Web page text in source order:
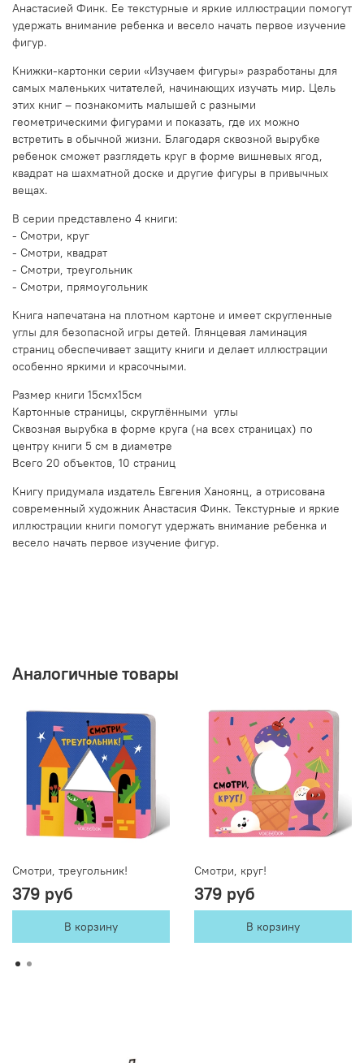
Анастасией Финк. Ее текстурные и яркие иллюстрации помогут
удержать внимание ребенка и весело начать первое изучение
фигур.
Книжки-картонки серии «Изучаем фигуры» разработаны для
самых маленьких читателей, начинающих изучать мир. Цель
этих книг – познакомить малышей с разными
геометрическими фигурами и показать, где их можно
встретить в обычной жизни. Благодаря сквозной вырубке
ребенок сможет разглядеть круг в форме вишневых ягод,
квадрат на шахматной доске и другие фигуры в привычных
вещах.
В серии представлено 4 книги:
- Смотри, круг
- Смотри, квадрат
- Смотри, треугольник
- Смотри, прямоугольник
Книга напечатана на плотном картоне и имеет скругленные
углы для безопасной игры детей. Глянцевая ламинация
страниц обеспечивает защиту книги и делает иллюстрации
особенно яркими и красочными.
Размер книги 15смх15см
Картонные страницы, скруглёнными углы
Сквозная вырубка в форме круга (на всех страницах) по
центру книги 5 см в диаметре
Всего 20 объектов, 10 страниц
Книгу придумала издатель Евгения Ханоянц, а отрисована
современный художник Анастасия Финк. Текстурные и яркие
иллюстрации книги помогут удержать внимание ребенка и
весело начать первое изучение фигур.
Аналогичные товары
Смотри, треугольник!
379 руб
В корзину
Смотри, круг!
379 руб
В корзину